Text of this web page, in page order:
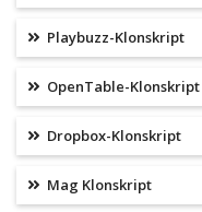
Playbuzz-Klonskript
OpenTable-Klonskript
Dropbox-Klonskript
Mag Klonskript